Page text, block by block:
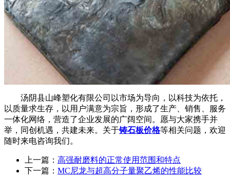
汤阴县山峰塑化有限公司以市场为导向，以科技为依托，
以质量求生存，以用户满意为宗旨，形成了生产、销售、服务
一体化网络，营造了企业发展的广阔空间。愿与大家携手并
举，同创机遇，共建未来。关于铸石板价格等相关问题，欢迎
随时来电咨询我们。
上一篇： 高强耐磨料的正常使用范围和特点
下一篇： MC尼龙与超高分子量聚乙烯的性能比较